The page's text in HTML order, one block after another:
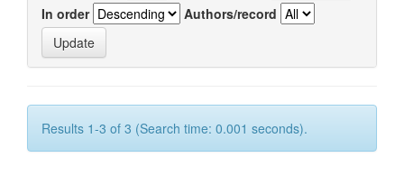
In order
Authors/record
Results 1-3 of 3 (Search time: 0.001 seconds).